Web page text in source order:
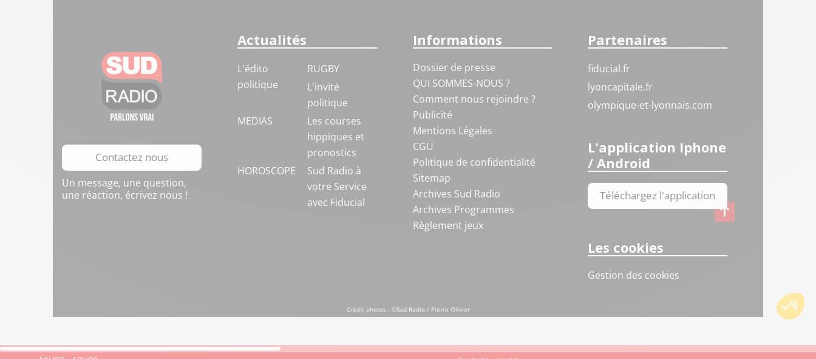
Contactez nous
Un message, une question,
une réaction, écrivez nous !
Actualités
L'édito
politique
RUGBY
L'invité
politique
MEDIAS
Les courses
hippiques et
pronostics
HOROSCOPE
Sud Radio à
votre Service
avec Fiducial
Informations
Dossier de presse
QUI SOMMES-NOUS ?
Comment nous rejoindre ?
Publicité
Mentions Légales
CGU
Politique de confidentialité
Sitemap
Archives Sud Radio
Archives Programmes
Règlement jeux
Partenaires
fiducial.fr
lyoncapitale.fr
olympique-et-lyonnais.com
L'application Iphone
/ Android
Téléchargez l'application
Les cookies
Gestion des cookies
Crédit photos : ©Sud Radio / Pierre Olivier